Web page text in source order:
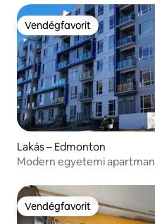
Vendégfavorit
Vendégfavorit
Lakás – Edmonton
Modern egyetemi apartman
Vendégfavorit
Vendégfavorit